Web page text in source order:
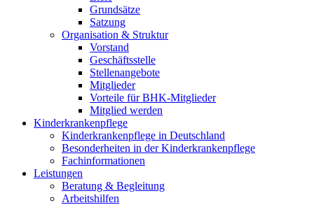
Grundsätze
Satzung
Organisation & Struktur
Vorstand
Geschäftsstelle
Stellenangebote
Mitglieder
Vorteile für BHK-Mitglieder
Mitglied werden
Kinderkrankenpflege
Kinderkrankenpflege in Deutschland
Besonderheiten in der Kinderkrankenpflege
Fachinformationen
Leistungen
Beratung & Begleitung
Arbeitshilfen